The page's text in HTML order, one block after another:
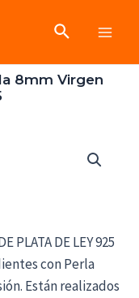
Buscar
8mm Virgen
PLATA DE LEY 925
con Perla
Están realizados